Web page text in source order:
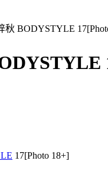
秋 BODYSTYLE
17[Photo 18+]